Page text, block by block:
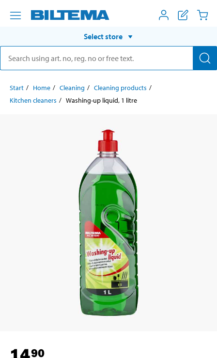
Select store
Start Home Cleaning
Cleaning products
Kitchen cleaners
Washing-up liquid, 1 litre
90